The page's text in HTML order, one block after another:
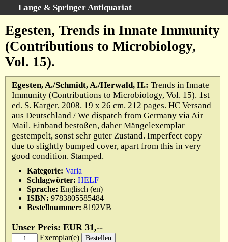
Lange & Springer Antiquariat
Startseite
Erweiterte Suche
Kategorien
Schlagwörter
Gesamtbestand
Warenkorb
Ankauf
AGB
Widerruf
Datenschutz
Impressum
Egesten, Trends in Innate Immunity
(Contributions to Microbiology,
Vol. 15).
Egesten, A./Schmidt, A./Herwald, H.: Trends in Innate
Immunity (Contributions to Microbiology, Vol. 15). 1st
ed. S. Karger, 2008. 19 x 26 cm. 212 pages. HC Versand
aus Deutschland / We dispatch from Germany via Air
Mail. Einband bestoßen, daher Mängelexemplar
gestempelt, sonst sehr guter Zustand. Imperfect copy
due to slightly bumped cover, apart from this in very
good condition. Stamped.
Kategorie: Varia
Schlagwörter: HELF
Sprache: Englisch (en)
ISBN: 9783805585484
Bestellnummer: 8192VB
Unser Preis: EUR 31,--
Exemplar(e)